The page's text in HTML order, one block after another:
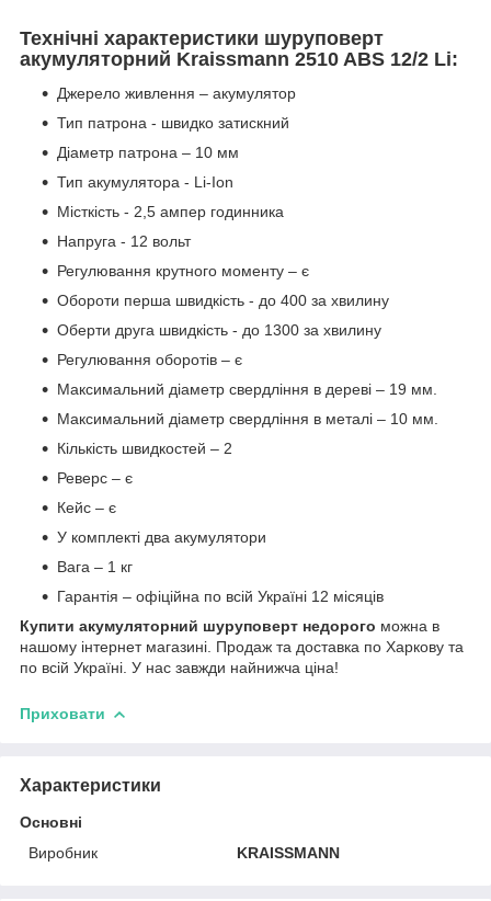
Технічні характеристики шуруповерт
акумуляторний Kraissmann 2510 ABS 12/2 Li:
Джерело живлення – акумулятор
Тип патрона - швидко затискний
Діаметр патрона – 10 мм
Тип акумулятора - Li-Ion
Місткість - 2,5 ампер годинника
Напруга - 12 вольт
Регулювання крутного моменту – є
Обороти перша швидкість - до 400 за хвилину
Оберти друга швидкість - до 1300 за хвилину
Регулювання оборотів – є
Максимальний діаметр свердління в дереві – 19 мм.
Максимальний діаметр свердління в металі – 10 мм.
Кількість швидкостей – 2
Реверс – є
Кейс – є
У комплекті два акумулятори
Вага – 1 кг
Гарантія – офіційна по всій Україні 12 місяців
Купити акумуляторний шуруповерт недорого можна в
нашому інтернет магазині. Продаж та доставка по Харкову та
по всій Україні. У нас завжди найнижча ціна!
Приховати
Характеристики
Основні
Виробник
KRAISSMANN